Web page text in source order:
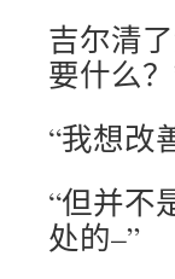
吉尔清
要什么
“我想改
“但并不
处的–”